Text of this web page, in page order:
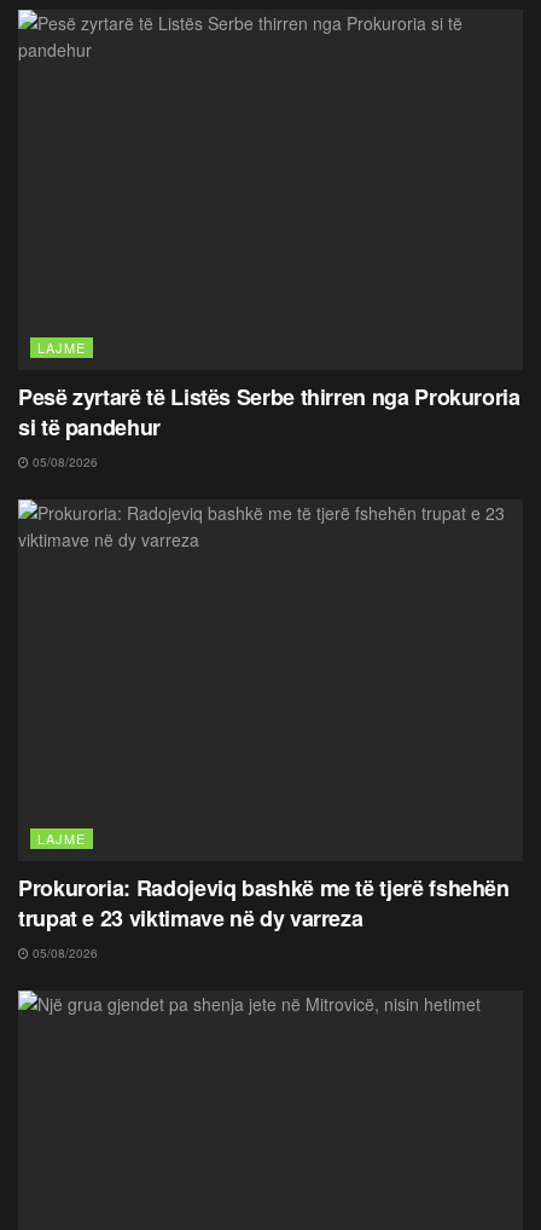
LAJME
Pesë zyrtarë të Listës Serbe thirren nga Prokuroria
si të pandehur
05/08/2026
LAJME
Prokuroria: Radojeviq bashkë me të tjerë fshehën
trupat e 23 viktimave në dy varreza
05/08/2026